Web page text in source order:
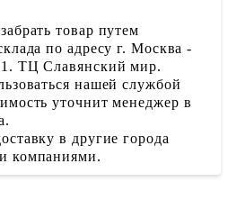
товар путем
по адресу г. Москва -
ТЦ Славянский мир.
нашей службой
уточнит менеджер в
в другие города
компаниями.